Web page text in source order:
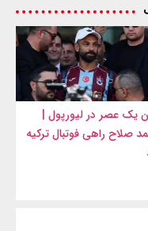
یک عصر در لیورپول |
صلاح راهی فوتبال ترکیه